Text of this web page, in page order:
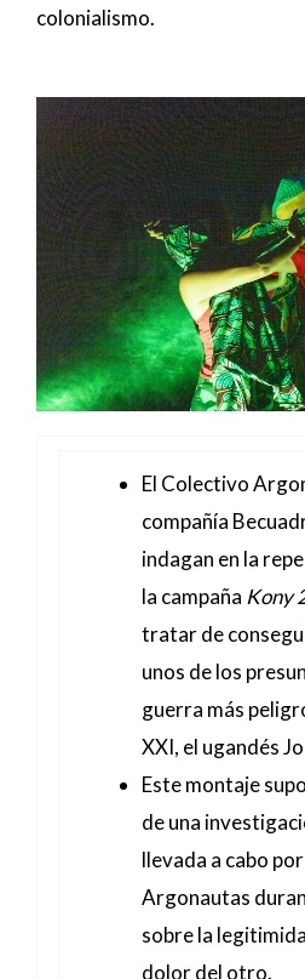
colonialismo.
El Colectivo
compañía
indagan en la
la campaña Kony
tratar de
unos de los
guerra más
XXI, el ugandés
Este montaje
de una
llevada a cabo
Argonautas
sobre la
dolor del otro.